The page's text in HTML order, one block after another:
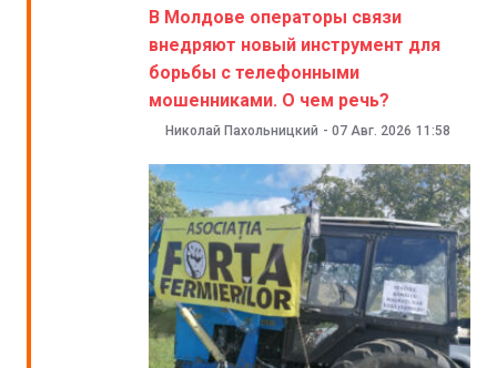
В Молдове операторы связи
внедряют новый инструмент для
борьбы с телефонными
мошенниками. О чем речь?
Николай Пахольницкий - 07 Авг. 2026 11:58